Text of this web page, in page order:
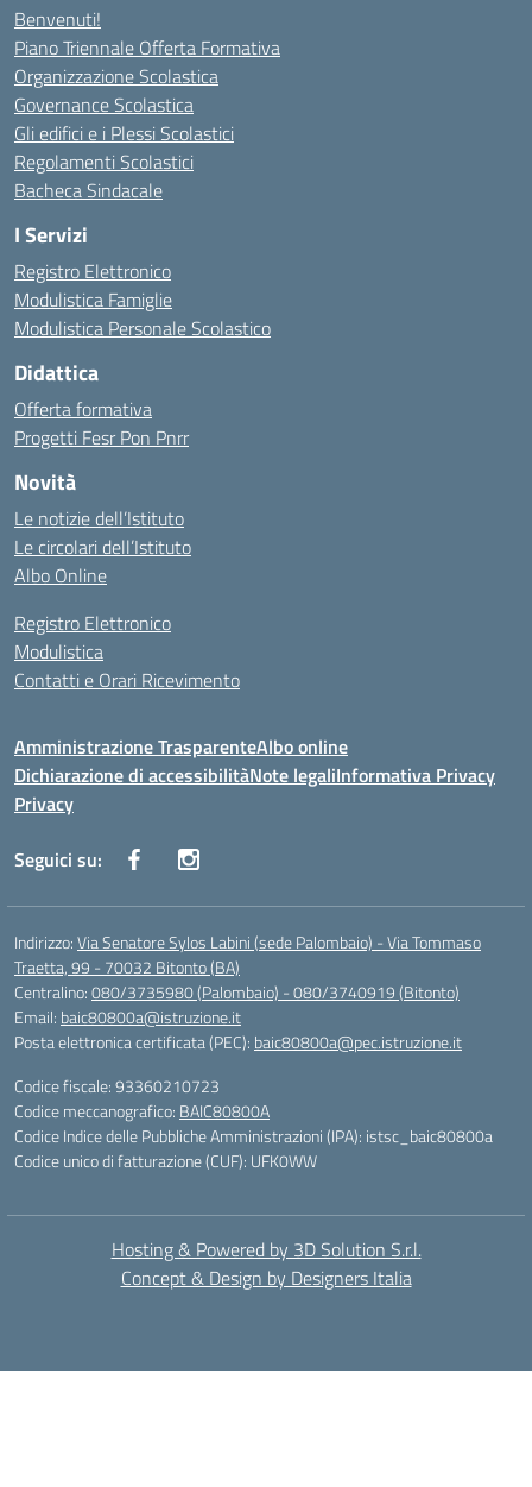
Benvenuti!
Piano Triennale Offerta Formativa
Organizzazione Scolastica
Governance Scolastica
Gli edifici e i Plessi Scolastici
Regolamenti Scolastici
Bacheca Sindacale
I Servizi
Registro Elettronico
Modulistica Famiglie
Modulistica Personale Scolastico
Didattica
Offerta formativa
Progetti Fesr Pon Pnrr
Novità
Le notizie dell’Istituto
Le circolari dell’Istituto
Albo Online
Registro Elettronico
Modulistica
Contatti e Orari Ricevimento
Amministrazione TrasparenteAlbo online
Dichiarazione di accessibilitàNote legaliInformativa Privacy
Privacy
Seguici su:
Indirizzo:Via Senatore Sylos Labini (sede Palombaio) - Via Tommaso
Traetta, 99 - 70032 Bitonto (BA)
Centralino:080/3735980 (Palombaio) - 080/3740919 (Bitonto)
Email: baic80800a@istruzione.it
Posta elettronica certificata (PEC): baic80800a@pec.istruzione.it
Codice fiscale: 93360210723
Codice meccanografico: BAIC80800A
Codice Indice delle Pubbliche Amministrazioni (IPA): istsc_baic80800a
Codice unico di fatturazione (CUF): UFK0WW
Hosting & Powered by 3D Solution S.r.l.
Concept & Design by Designers Italia